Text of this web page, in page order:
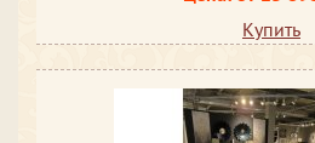
Купить